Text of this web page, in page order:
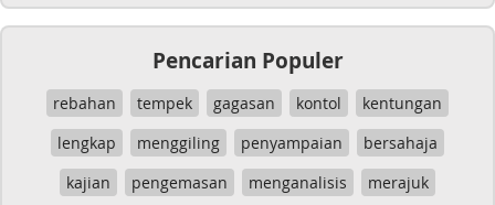
Pencarian Populer
rebahan tempek gagasan kontol
kentungan
lengkap
menggiling penyampaian
bersahaja
kajian
pengemasan menganalisis
merajuk